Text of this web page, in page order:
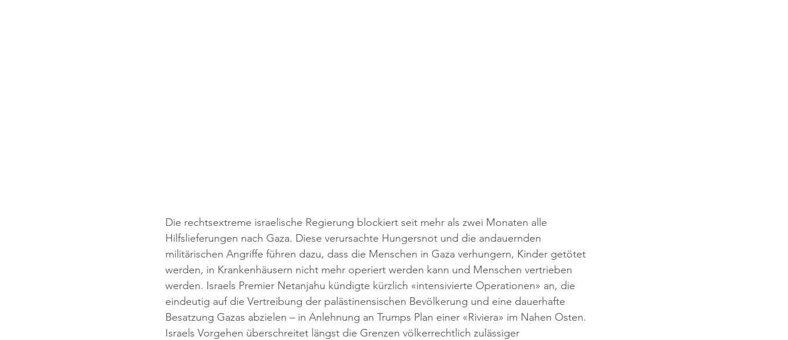
Die rechtsextreme israelische Regierung blockiert seit mehr als zwei Monaten alle
Hilfslieferungen nach Gaza. Diese verursachte Hungersnot und die andauernden
militärischen Angriffe führen dazu, dass die Menschen in Gaza verhungern, Kinder getötet
werden, in Krankenhäusern nicht mehr operiert werden kann und Menschen vertrieben
werden. Israels Premier Netanjahu kündigte kürzlich «intensivierte Operationen» an, die
eindeutig auf die Vertreibung der palästinensischen Bevölkerung und eine dauerhafte
Besatzung Gazas abzielen – in Anlehnung an Trumps Plan einer «Riviera» im Nahen Osten.
Israels Vorgehen überschreitet längst die Grenzen völkerrechtlich zulässiger